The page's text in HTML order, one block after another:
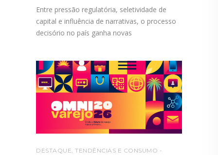
Entre pressão regulatória, seletividade de
capital e influência de narrativas, o processo
decisório no país ganha novas
DESTAQUE, TENDÊNCIAS E CONSUMO